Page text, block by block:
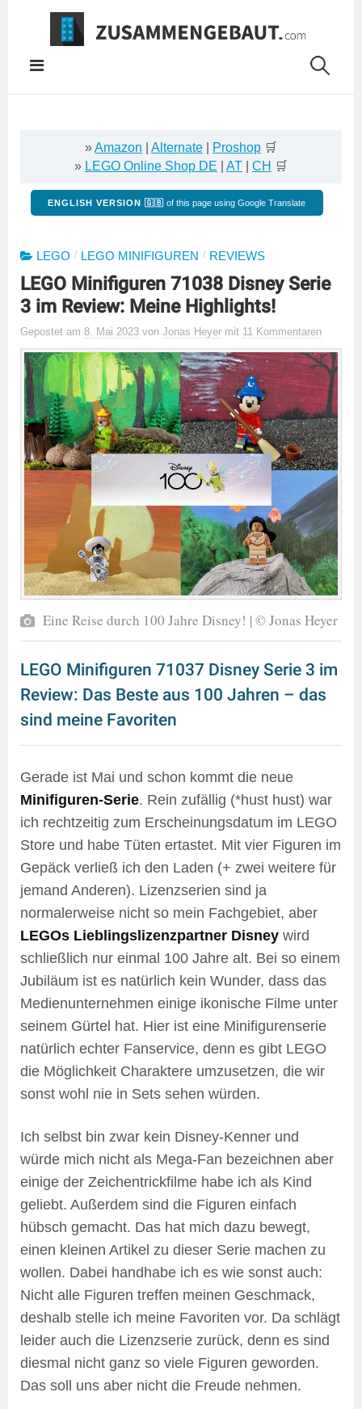
Springe
Inhalt
»Amazon Alternate Proshop 🛒
» LEGO Online Shop DE AT CH 🛒
ENGLISH VERSION 🇬🇧 of this page using Google Translate
LEGO / LEGO MINIFIGUREN / REVIEWS
LEGO Minifiguren 71038 Disney Serie
3 im Review: Meine Highlights!
Gepostet am 8. Mai 2023 von Jonas Heyer mit 11 Kommentaren
Eine Reise durch 100 Jahre Disney! | © Jonas Heyer
LEGO Minifiguren 71037 Disney Serie 3 im
Review: Das Beste aus 100 Jahren – das
sind meine Favoriten
Gerade ist Mai und schon kommt die neue
Minifiguren-Serie. Rein zufällig (*hust hust) war
ich rechtzeitig zum Erscheinungsdatum im LEGO
Store und habe Tüten ertastet. Mit vier Figuren im
Gepäck verließ ich den Laden (+ zwei weitere für
jemand Anderen). Lizenzserien sind ja
normalerweise nicht so mein Fachgebiet, aber
LEGOs Lieblingslizenzpartner Disney wird
schließlich nur einmal 100 Jahre alt. Bei so einem
Jubiläum ist es natürlich kein Wunder, dass das
Medienunternehmen einige ikonische Filme unter
seinem Gürtel hat. Hier ist eine Minifigurenserie
natürlich echter Fanservice, denn es gibt LEGO
die Möglichkeit Charaktere umzusetzen, die wir
sonst wohl nie in Sets sehen würden.
Ich selbst bin zwar kein Disney-Kenner und
würde mich nicht als Mega-Fan bezeichnen aber
einige der Zeichentrickfilme habe ich als Kind
geliebt. Außerdem sind die Figuren einfach
hübsch gemacht. Das hat mich dazu bewegt,
einen kleinen Artikel zu dieser Serie machen zu
wollen. Dabei handhabe ich es wie sonst auch:
Nicht alle Figuren treffen meinen Geschmack,
deshalb stelle ich meine Favoriten vor. Da schlägt
leider auch die Lizenzserie zurück, denn es sind
diesmal nicht ganz so viele Figuren geworden.
Das soll uns aber nicht die Freude nehmen.